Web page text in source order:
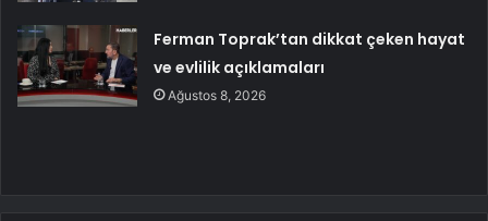
Ferman Toprak’tan dikkat çeken hayat
ve evlilik açıklamaları
Ağustos 8, 2026